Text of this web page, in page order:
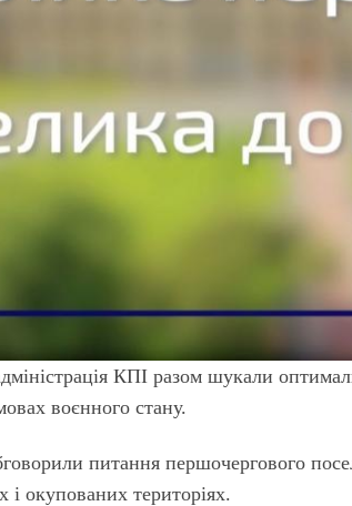
КПІ разом шукали
воєнного стану.
питання першочергового
і окупованих територіях.